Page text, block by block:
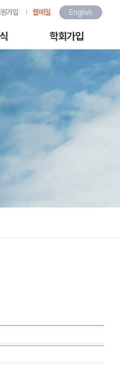
가입 웹메일 English
소식
학회가입
회원가입안내
회비납부
개인정보처리방침
이용약관